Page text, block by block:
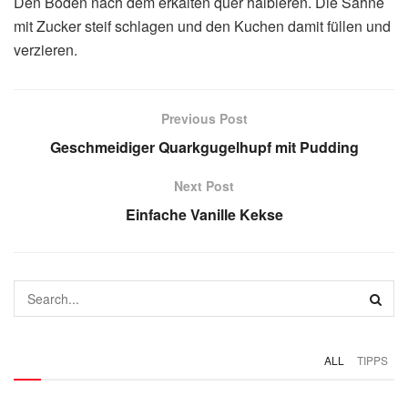
mit Zucker steif schlagen und den Kuchen damit füllen und
verzieren.
Previous Post
Geschmeidiger Quarkgugelhupf mit Pudding
Next Post
Einfache Vanille Kekse
ALL TIPPS